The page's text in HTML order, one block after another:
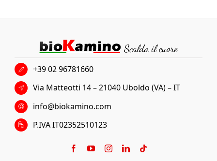
+39 02 96781660
Via Matteotti 14 – 21040 Uboldo (VA) – IT
info@biokamino.com
P.IVA IT02352510123